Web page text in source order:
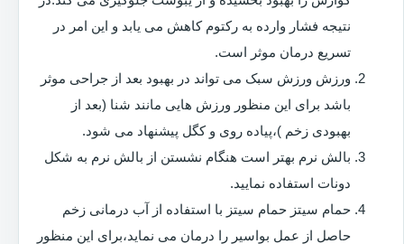
نتیجه فشار وارده به رکتوم کاهش می یابد و این امر در
تسریع درمان موثر است.
ورزش ورزش سبک می تواند در بهبود بعد از جراحی موثر
باشد برای این منظور ورزش هایی مانند شنا (بعد از
بهبودی زخم )،پیاده روی و کگل پیشنهاد می شود.
بالش نرم بهتر است هنگام نشستن از بالش نرم به شکل
دونات استفاده نمایید.
حمام سیتز حمام سیتز با استفاده از آب درمانی زخم
حاصل از عمل بواسیر را درمان می نماید،برای این منظور